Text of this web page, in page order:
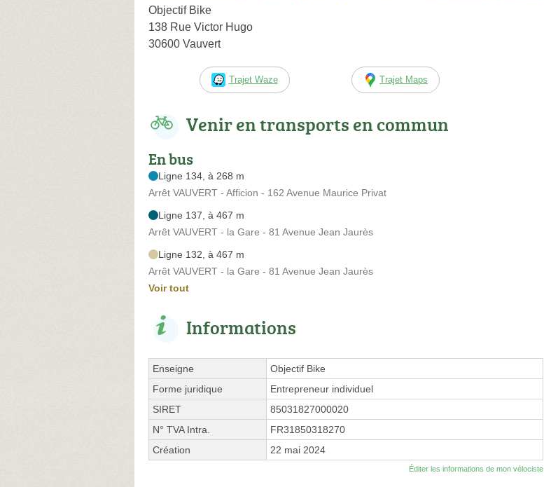
Objectif Bike
138 Rue Victor Hugo
30600 Vauvert
Trajet Waze Trajet Maps
Venir en transports en commun
En bus
Ligne 134, à 268 m
Arrêt VAUVERT - Afficion - 162 Avenue Maurice Privat
Ligne 137, à 467 m
Arrêt VAUVERT - la Gare - 81 Avenue Jean Jaurès
Ligne 132, à 467 m
Arrêt VAUVERT - la Gare - 81 Avenue Jean Jaurès
Voir tout
Informations
Enseigne
Objectif Bike
Forme juridique
Entrepreneur individuel
SIRET
85031827000020
N° TVA Intra.
FR31850318270
Création
22 mai 2024
Éditer les informations de mon vélociste